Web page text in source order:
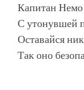
Капитан Немо
С утонувшей
Оставайся
Так оно